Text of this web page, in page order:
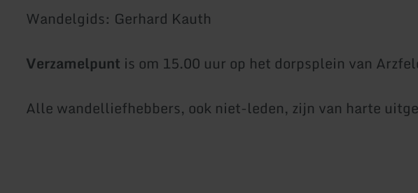
Wandelgids: Gerhard Kauth
Verzamelpunt is om 15.00 uur op het dorpsplein van
Alle wandelliefhebbers, ook niet-leden, zijn van harte